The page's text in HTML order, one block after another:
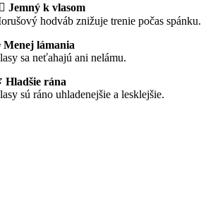
Jemný k vlasom
hodváb znižuje trenie počas spánku.
Menej lámania
sa neťahajú ani nelámu.
Hladšie rána
sú ráno uhladenejšie a lesklejšie.